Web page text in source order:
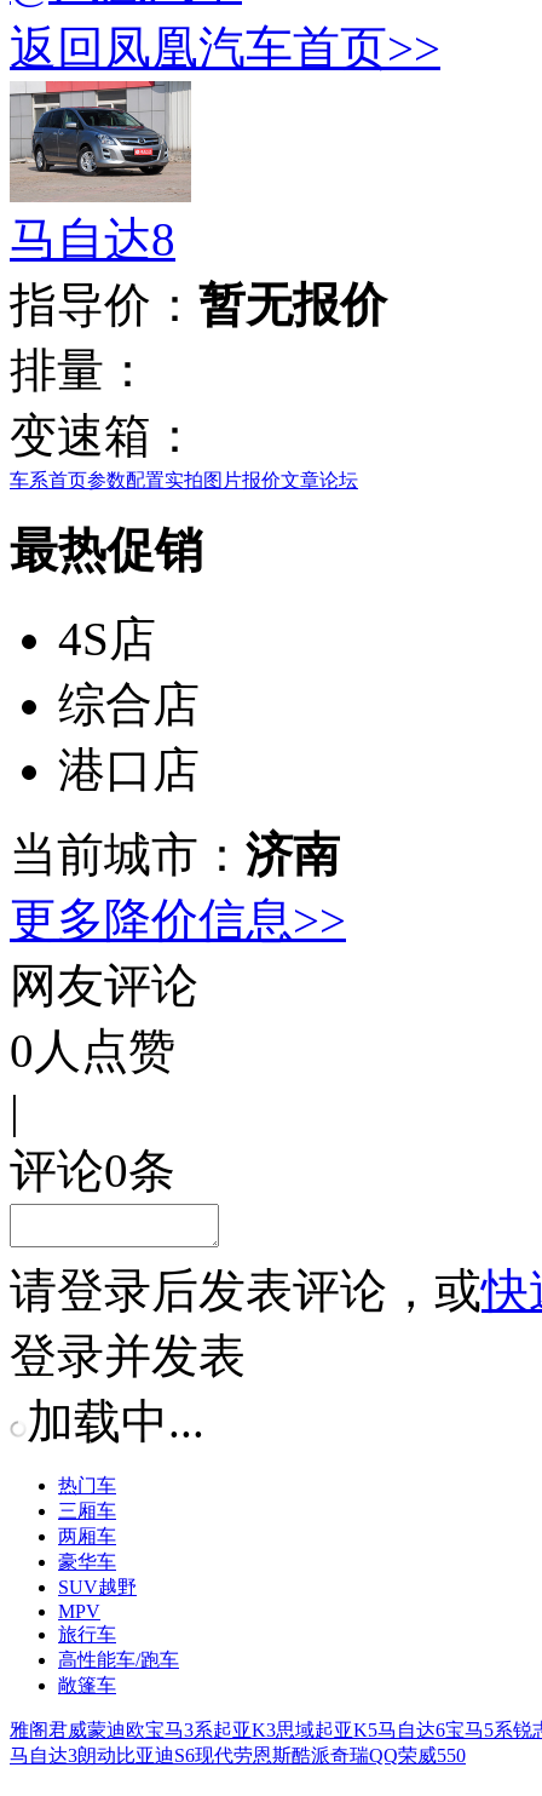
返回凤凰汽车首页>>
马自达8
指导价： 暂无报价
排量：
变速箱：
车系首页参数配置实拍图片报价文章论坛
最热促销
4S店
综合店
港口店
当前城市： 济南
更多降价信息>>
网友评论
0 人点赞
|
评论0条
请登录后发表评论，或快
登录并发表
加载中...
热门车
三厢车
两厢车
豪华车
SUV越野
MPV
旅行车
高性能车/跑车
敞篷车
雅阁君威蒙迪欧宝马3系起亚K3思域起亚K5马自达6宝马5系锐
马自达3朗动比亚迪S6现代劳恩斯酷派奇瑞QQ荣威550